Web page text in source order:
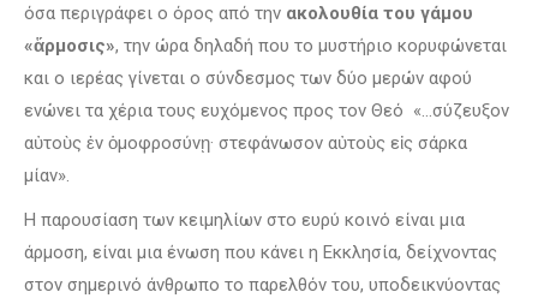
όσα περιγράφει ο όρος από την ακολουθία του γάμου
«ἅρμοσις», την ώρα δηλαδή που το μυστήριο κορυφώνεται
και ο ιερέας γίνεται ο σύνδεσμος των δύο μερών αφού
ενώνει τα χέρια τους ευχόμενος προς τον Θεό «…σύζευξον
αὐτοὺς ἐν ὁμοφροσύνῃ· στεφάνωσον αὐτοὺς εἰς σάρκα
μίαν».
Η παρουσίαση των κειμηλίων στο ευρύ κοινό είναι μια
άρμοση, είναι μια ένωση που κάνει η Εκκλησία, δείχνοντας
στον σημερινό άνθρωπο το παρελθόν του, υποδεικνύοντας